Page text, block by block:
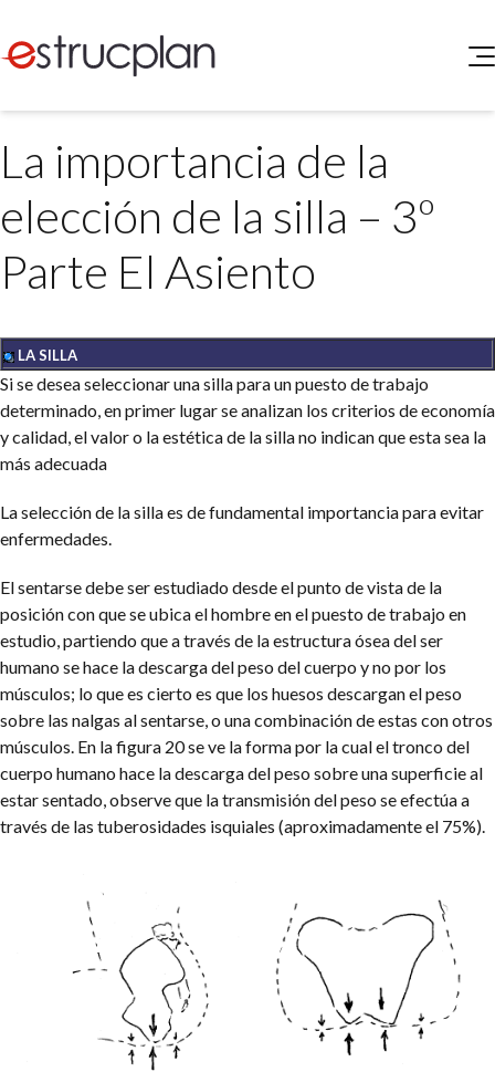
SERVICIOS
Higiene y Seguridad
Medio Ambiente
Legislación
NOVEDADES
INGRESAR
Portal de Clientes
Matriz Premium
Matriz Profesional
La importancia de la
elección de la silla – 3º
Parte El Asiento
LA SILLA
Si se desea seleccionar una silla para un puesto de trabajo
determinado, en primer lugar se analizan los criterios de economía
y calidad, el valor o la estética de la silla no indican que esta sea la
más adecuada
La selección de la silla es de fundamental importancia para evitar
enfermedades.
El sentarse debe ser estudiado desde el punto de vista de la
posición con que se ubica el hombre en el puesto de trabajo en
estudio, partiendo que a través de la estructura ósea del ser
humano se hace la descarga del peso del cuerpo y no por los
músculos; lo que es cierto es que los huesos descargan el peso
sobre las nalgas al sentarse, o una combinación de estas con otros
músculos. En la figura 20 se ve la forma por la cual el tronco del
cuerpo humano hace la descarga del peso sobre una superficie al
estar sentado, observe que la transmisión del peso se efectúa a
través de las tuberosidades isquiales (aproximadamente el 75%).